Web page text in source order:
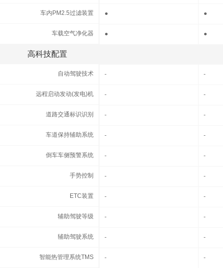
车内PM2.5过滤装置 ● ●
车载空气净化器 ● ●
高科技配置
自动驾驶技术 - -
远程启动发动(发电)机 - -
道路交通标识识别 - -
车道保持辅助系统 - -
倒车车侧预警系统 - -
手势控制 - -
ETC装置 - -
辅助驾驶等级 - -
辅助驾驶系统 - -
智能热管理系统TMS - -
车内PM2.5过滤装置
车载空气净化器
高科技配置
自动驾驶技术
远程启动发动(发电)机
道路交通标识识别
车道保持辅助系统
倒车车侧预警系统
手势控制
ETC装置
辅助驾驶等级
辅助驾驶系统
智能热管理系统TMS